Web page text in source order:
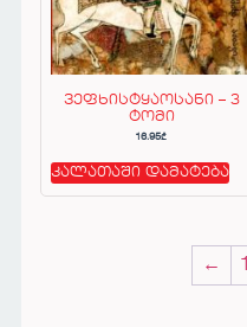
ვეფხისტყაოსანი – 3
ტომი
16.95₾
კალათაში დამატება
← 1